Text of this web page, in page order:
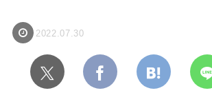
2022.07.30